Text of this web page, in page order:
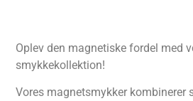
Oplev den magnetiske fordel med
smykkekollektion!
Vores magnetsmykker kombinerer